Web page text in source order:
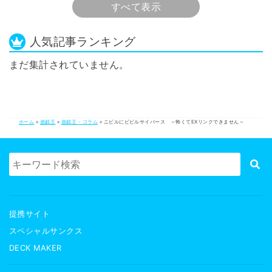
すべて表示
人気記事ランキング
まだ集計されていません。
ホーム » 遊戯王 » 遊戯王 - コラム » ニビルにビビルサイバース ～怖くてEXリンクできません～
提携サイト
スペシャルサンクス
DECK MAKER